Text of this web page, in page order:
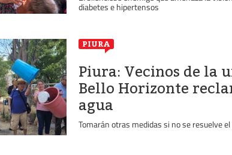
diabetes e hipertensos
PIURA
Piura: Vecinos de la
Bello Horizonte
agua
Tomarán otras medidas si no se resuelve